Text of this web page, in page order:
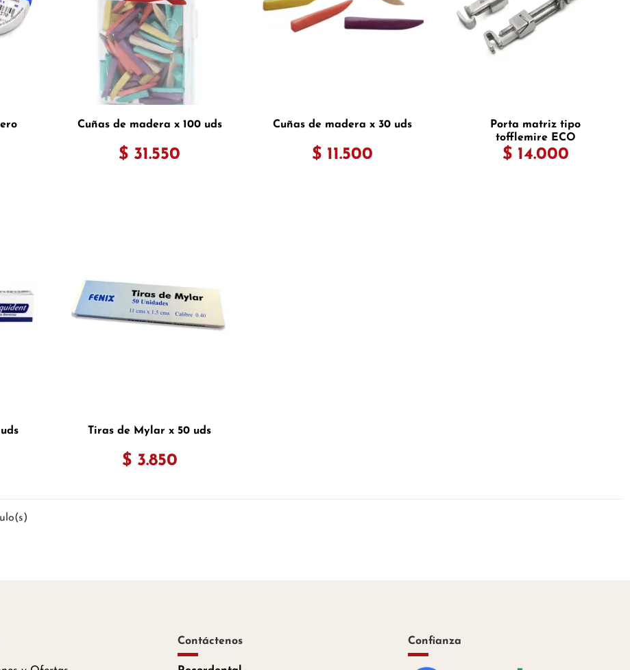
Cuñas de madera x 100 uds
$ 31.550
Cuñas de madera x 30 uds
$ 11.500
Porta matriz tipo
tofflemire ECO
$ 14.000
Tiras de Mylar x 50 uds
$ 3.850
Contáctenos Confianza